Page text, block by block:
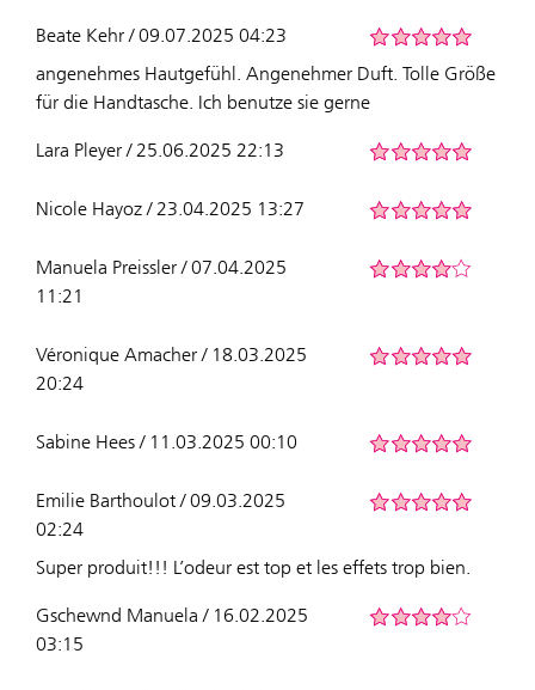
Beate Kehr / 09.07.2025 04:23
angenehmes Hautgefühl. Angenehmer Duft. Tolle Größe
für die Handtasche. Ich benutze sie gerne
Lara Pleyer / 25.06.2025 22:13
Nicole Hayoz / 23.04.2025 13:27
Manuela Preissler / 07.04.2025
11:21
Véronique Amacher / 18.03.2025
20:24
Sabine Hees / 11.03.2025 00:10
Emilie Barthoulot / 09.03.2025
02:24
Super produit!!! L’odeur est top et les effets trop bien.
Gschewnd Manuela / 16.02.2025
03:15